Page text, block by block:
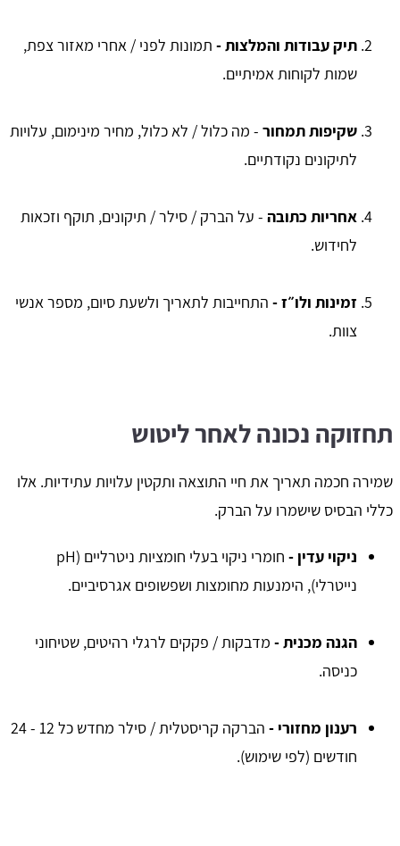
תיק עבודות והמלצות - תמונות לפני / אחרי מאזור צפת,
שמות לקוחות אמיתיים.
שקיפות תמחור - מה כלול / לא כלול, מחיר מינימום, עלויות
לתיקונים נקודתיים.
אחריות כתובה - על הברק / סילר / תיקונים, תוקף וזכאות
לחידוש.
זמינות ולו״ז - התחייבות לתאריך ולשעת סיום, מספר אנשי
צוות.
תחזוקה נכונה לאחר ליטוש
שמירה חכמה תאריך את חיי התוצאה ותקטין עלויות עתידיות. אלו
כללי הבסיס שישמרו על הברק.
ניקוי עדין -
חומרי ניקוי בעלי חומציות ניטרליים (pH
נייטרלי), הימנעות מחומצות ושפשופים אגרסיביים.
הגנה מכנית - מדבקות / פקקים לרגלי רהיטים, שטיחוני
כניסה.
רענון מחזורי -
הברקה קריסטלית / סילר מחדש כל 12 - 24
חודשים (לפי שימוש).